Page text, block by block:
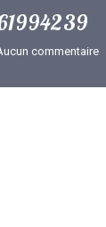
commentaire